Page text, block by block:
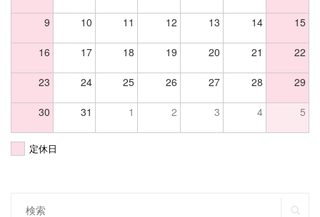
9 10 11 12 13 14 15
16 17 18 19 20 21 22
23 24 25 26 27 28 29
30 31 1 2 3 4 5
定休日
Search